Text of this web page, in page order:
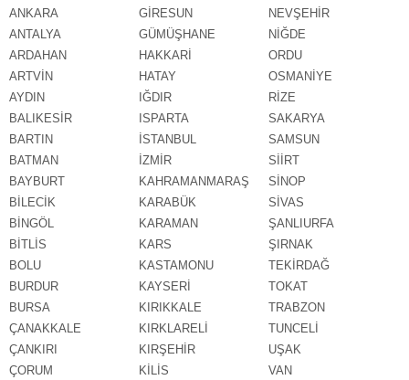
ANKARA
ANTALYA
ARDAHAN
ARTVİN
AYDIN
BALIKESİR
BARTIN
BATMAN
BAYBURT
BİLECİK
BİNGÖL
BİTLİS
BOLU
BURDUR
BURSA
ÇANAKKALE
ÇANKIRI
ÇORUM
GİRESUN
GÜMÜŞHANE
HAKKARİ
HATAY
IĞDIR
ISPARTA
İSTANBUL
İZMİR
KAHRAMANMARAŞ
KARABÜK
KARAMAN
KARS
KASTAMONU
KAYSERİ
KIRIKKALE
KIRKLARELİ
KIRŞEHİR
KİLİS
NEVŞEHİR
NİĞDE
ORDU
OSMANİYE
RİZE
SAKARYA
SAMSUN
SİİRT
SİNOP
SİVAS
ŞANLIURFA
ŞIRNAK
TEKİRDAĞ
TOKAT
TRABZON
TUNCELİ
UŞAK
VAN